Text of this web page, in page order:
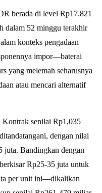
berada di level Rp17.821
dalam 52 minggu terakhir
konteks pengadaan
impor—baterai
yang melemah seharusnya
atau mencari alternatif
Kontrak senilai Rp1,035
dengan nilai
juta. Bandingkan dengan
Rp25-35 juta untuk
per unit ini—dikalikan